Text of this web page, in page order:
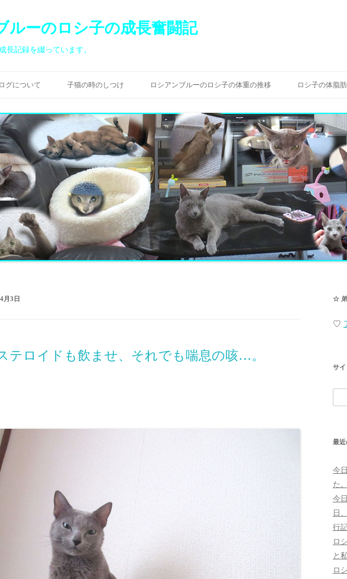
ルーのロシ子の成長奮闘記
長記録を綴っています。
ン
へ
ス
キ
ッ
プ
グについて 子猫の時のしつけ ロシアンブルーのロシ子の体重の推移 ロシ子の体脂
月3日
テロイドも飲ませ、それでも喘息の咳…。
☆ 弟
♡
サイ
索:
最近
今
た
今
日
行
ロ
と
ロ